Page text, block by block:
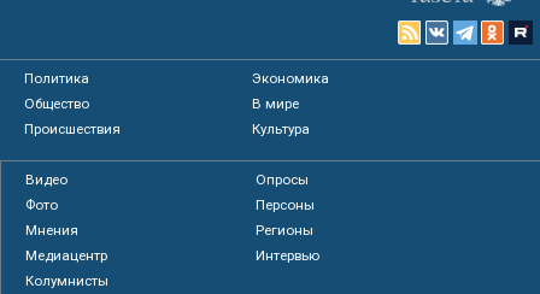
Политика
Экономика
Общество
В мире
Происшествия
Культура
Видео
Опросы
Фото
Персоны
Мнения
Регионы
Медиацентр
Интервью
Колумнисты